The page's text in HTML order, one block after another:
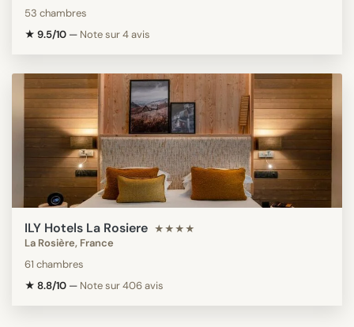
53 chambres
★ 9.5/10 — Note sur 4 avis
ILY Hotels La Rosiere ★★★★
La Rosière, France
61 chambres
★ 8.8/10 — Note sur 406 avis